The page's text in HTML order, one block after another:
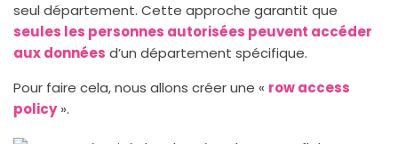
seul département. Cette approche garantit que
seules les personnes autorisées peuvent accéder
aux données d’un département spécifique.
Pour faire cela, nous allons créer une « row access
policy».